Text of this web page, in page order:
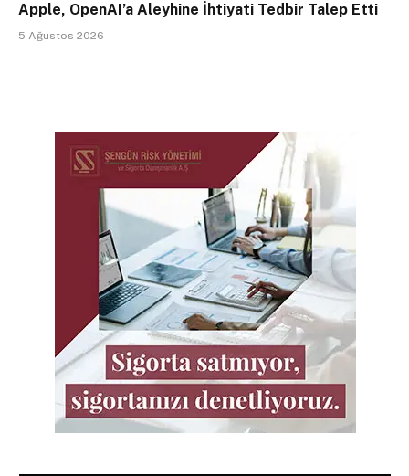
Apple, OpenAI’a Aleyhine İhtiyati Tedbir Talep Etti
5 Ağustos 2026